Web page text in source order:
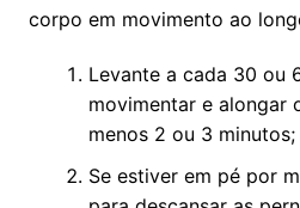
corpo em movimento ao
Levante a cada 30 ou
movimentar e alongar
menos 2 ou 3 minutos;
Se estiver em pé por